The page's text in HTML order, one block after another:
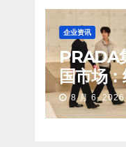
企业资讯
PRADA
国市场
重要门
第二、
8 月 6, 2026